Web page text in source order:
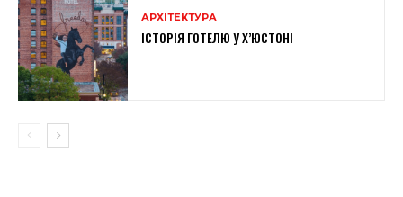
АРХІТЕКТУРА
ІСТОРІЯ ГОТЕЛЮ У Х’ЮСТОНІ